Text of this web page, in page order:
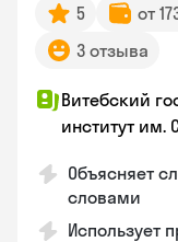
5 от
3 отзыва
Витебский
институт им.
Объясняет
словами
Использует